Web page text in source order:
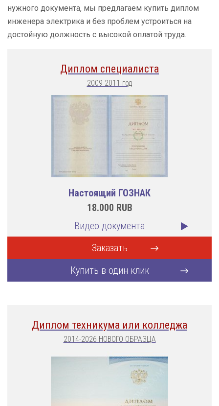
нужного документа, мы предлагаем купить диплом
инженера электрика и без проблем устроиться на
достойную должность с высокой оплатой труда.
Диплом специалиста
2009-2011 год
Настоящий ГОЗНАК
18.000 RUB
Видео документа
Заказать
Купить в один клик
Диплом техникума или колледжа
2014-2026 НОВОГО ОБРАЗЦА